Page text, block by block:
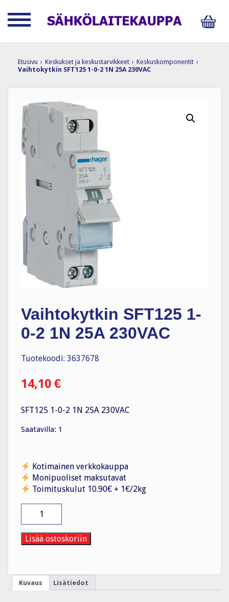
Etusivu › Keskukset ja keskustarvikkeet › Keskuskomponentit ›
Vaihtokytkin SFT125 1-0-2 1N 25A 230VAC
Vaihtokytkin SFT125 1-
0-2 1N 25A 230VAC
Tuotekoodi: 3637678
14,10 €
SFT125 1-0-2 1N 25A 230VAC
Saatavilla: 1
Kotimainen verkkokauppa
Monipuoliset maksutavat
Toimituskulut 10.90€ + 1€/2kg
SFT125
1-
0-
2
230VAC
määrä
Lisää ostoskoriin
Kuvaus Lisätiedot